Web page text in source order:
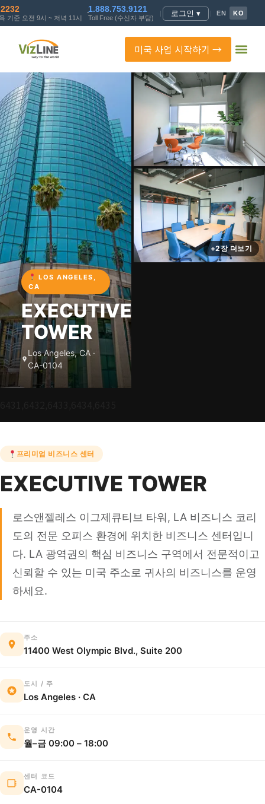
기준 오전 9시 ~ 저녁 11시
1.888.753.9121
Toll Free (수신자 부담)
| 로그인 ▾ | EN KO
미국 사업 시작하기 →
LOS ANGELES,
CA
EXECUTIVE
TOWER
Los Angeles, CA ·
CA-0104
+2장 더보기
프리미엄 비즈니스 센터
EXECUTIVE TOWER
로스앤젤레스 이그제큐티브 타워, LA 비즈니스 코리
도의 전문 오피스 환경에 위치한 비즈니스 센터입니
다. LA 광역권의 핵심 비즈니스 구역에서 전문적이고
신뢰할 수 있는 미국 주소로 귀사의 비즈니스를 운영
하세요.
주소
11400 West Olympic Blvd., Suite 200
도시 / 주
Los Angeles · CA
운영 시간
월–금 09:00 – 18:00
센터 코드
CA-0104